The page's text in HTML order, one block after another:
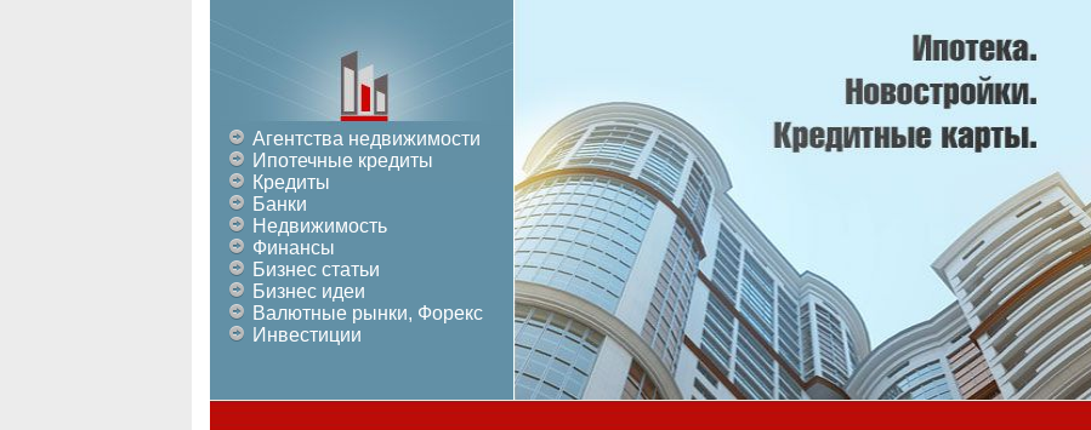
Агентства недвижимости
Ипотечные кредиты
Кредиты
Банки
Недвижимость
Финансы
Бизнес статьи
Бизнес идеи
Валютные рынки, Форекс
Инвестиции